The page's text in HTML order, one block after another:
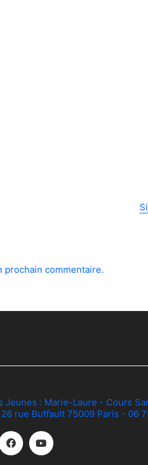
prochain commentaire.
Jeunes : Marie-Laure - Cours
rue Buffault 75009 Paris - 06